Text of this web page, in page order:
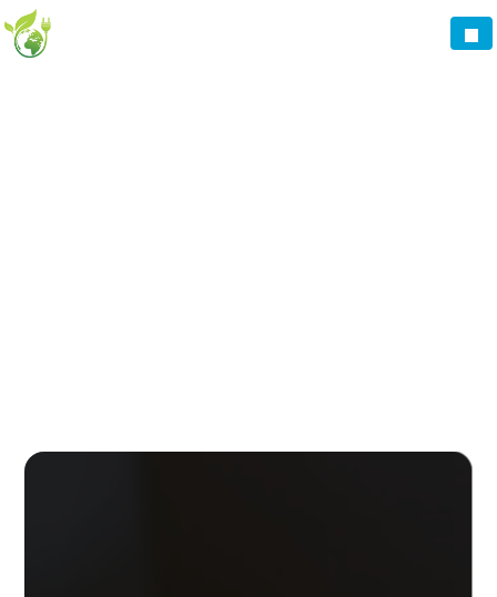
Panneau de gestion des cookies